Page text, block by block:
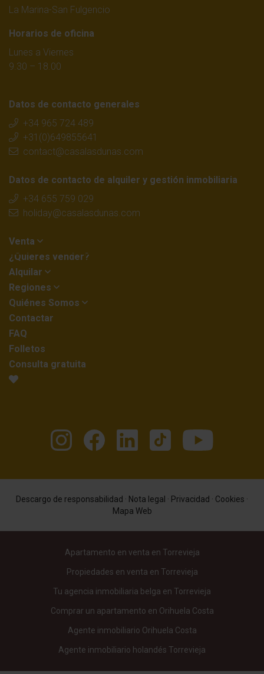
La Marina-San Fulgencio
Horarios de oficina
Lunes a Viernes
9.30 – 18.00
Datos de contacto generales
+34 965 724 489
+31(0)649855641
contact@casalasdunas.com
Datos de contacto de alquiler y gestión inmobiliaria
+34 655 759 029
holiday@casalasdunas.com
Venta
¿Quieres vender?
Alquilar
Regiones
Quiénes Somos
Contactar
FAQ
Folletos
Consulta gratuita
Descargo de responsabilidad · Nota legal · Privacidad · Cookies ·
Mapa Web
Apartamento en venta en Torrevieja
Propiedades en venta en Torrevieja
Tu agencia inmobiliaria belga en Torrevieja
Comprar un apartamento en Orihuela Costa
Agente inmobiliario Orihuela Costa
Agente inmobiliario holandés Torrevieja